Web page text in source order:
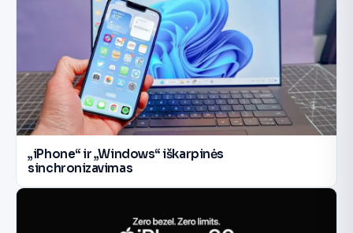
„iPhone“ ir „Windows“ iškarpinės
sinchronizavimas